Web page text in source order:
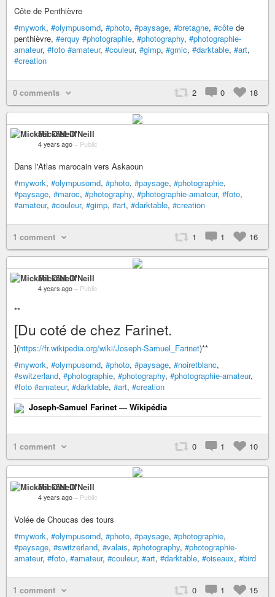
Côte de Penthièvre
#mywork, #olympusomd, #photo, #paysage, #bretagne, #côte de
penthièvre, #erquy #photographie, #photography, #photographie-
amateur, #foto #amateur, #couleur, #gimp, #gmic, #darktable, #art,
#creation
0 comments 2 0 18
Mickäel O'Neill
4 years ago – Public
Dans l'Atlas marocain vers Askaoun
#mywork, #olympusomd, #photo, #paysage, #photographie,
#paysage, #maroc, #photography, #photographie-amateur, #foto,
#amateur, #couleur, #gimp, #art, #darktable, #creation
1 comment 1 1 16
Mickäel O'Neill
4 years ago – Public
**
[Du coté de chez Farinet.
](https://fr.wikipedia.org/wiki/Joseph-Samuel_Farinet)**
#mywork, #olympusomd, #photo, #paysage, #noiretblanc,
#switzerland, #photographie, #photography, #photographie-amateur,
#foto #amateur, #darktable, #art, #creation
Joseph-Samuel Farinet — Wikipédia
1 comment 0 1 10
Mickäel O'Neill
4 years ago – Public
Volée de Choucas des tours
#mywork, #olympusomd, #photo, #paysage, #photographie,
#paysage, #switzerland, #valais, #photography, #photographie-
amateur, #foto, #amateur, #couleur, #art, #darktable, #oiseaux, #bird
1 comment 0 1 15